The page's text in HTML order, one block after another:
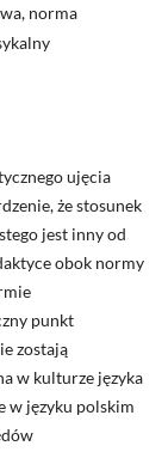
norma
ujęcia
że stosunek
jest inny od
obok normy
punkt
zostają
w kulturze języka
w języku polskim